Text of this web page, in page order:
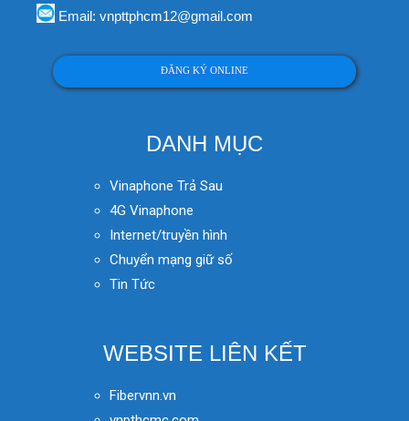
Email: vnpttphcm12@gmail.com
ĐĂNG KÝ ONLINE
DANH MỤC
Vinaphone Trả Sau
4G Vinaphone
Internet/truyền hình
Chuyển mạng giữ số
Tin Tức
WEBSITE LIÊN KẾT
Fibervnn.vn